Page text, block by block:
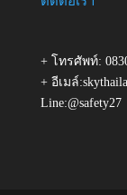
+ โทรศัพท์:
+ อีเมล์
Line:@safety27